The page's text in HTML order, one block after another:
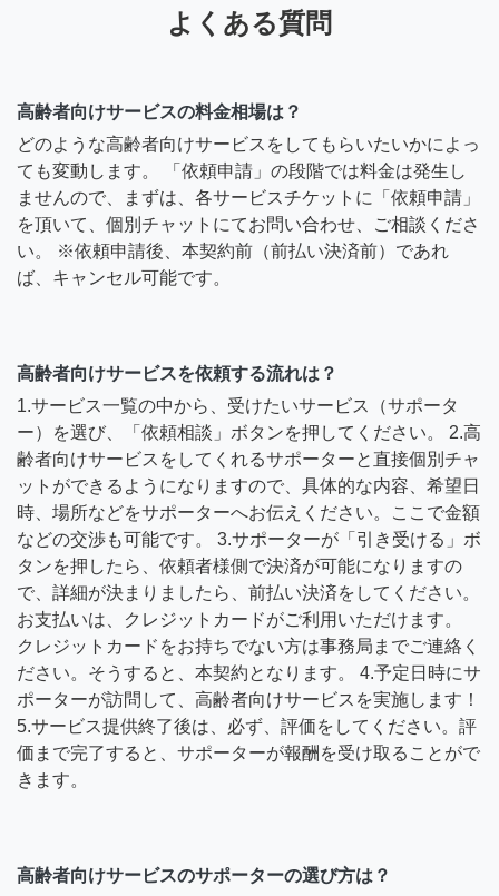
よくある質問
高齢者向けサービスの料金相場は？
どのような高齢者向けサービスをしてもらいたいかによっ
ても変動します。 「依頼申請」の段階では料金は発生し
ませんので、まずは、各サービスチケットに「依頼申請」
を頂いて、個別チャットにてお問い合わせ、ご相談くださ
い。 ※依頼申請後、本契約前（前払い決済前）であれ
ば、キャンセル可能です。
高齢者向けサービスを依頼する流れは？
1.サービス一覧の中から、受けたいサービス（サポータ
ー）を選び、「依頼相談」ボタンを押してください。 2.高
齢者向けサービスをしてくれるサポーターと直接個別チャ
ットができるようになりますので、具体的な内容、希望日
時、場所などをサポーターへお伝えください。ここで金額
などの交渉も可能です。 3.サポーターが「引き受ける」ボ
タンを押したら、依頼者様側で決済が可能になりますの
で、詳細が決まりましたら、前払い決済をしてください。
お支払いは、クレジットカードがご利用いただけます。
クレジットカードをお持ちでない方は事務局までご連絡く
ださい。そうすると、本契約となります。 4.予定日時にサ
ポーターが訪問して、高齢者向けサービスを実施します！
5.サービス提供終了後は、必ず、評価をしてください。評
価まで完了すると、サポーターが報酬を受け取ることがで
きます。
高齢者向けサービスのサポーターの選び方は？